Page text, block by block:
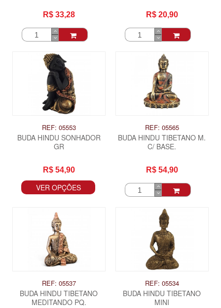
R$ 33,28 R$ 20,90
REF: 05553
BUDA HINDU SONHADOR
GR
R$ 54,90
VER OPÇÕES
REF: 05565
BUDA HINDU TIBETANO M.
C/ BASE.
R$ 54,90
REF: 05537
BUDA HINDU TIBETANO
MEDITANDO PQ.
REF: 05534
BUDA HINDU TIBETANO
MINI